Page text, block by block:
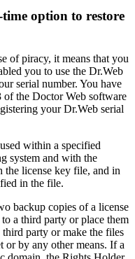
option to restore
of piracy, it means that you
you to use the Dr.Web
serial number. You have
of the Doctor Web software
your Dr.Web serial
within a specified
system and with the
the license key file, and in
in the file.
backup copies of a license
a third party or place them
third party or make the files
or by any other means. If a